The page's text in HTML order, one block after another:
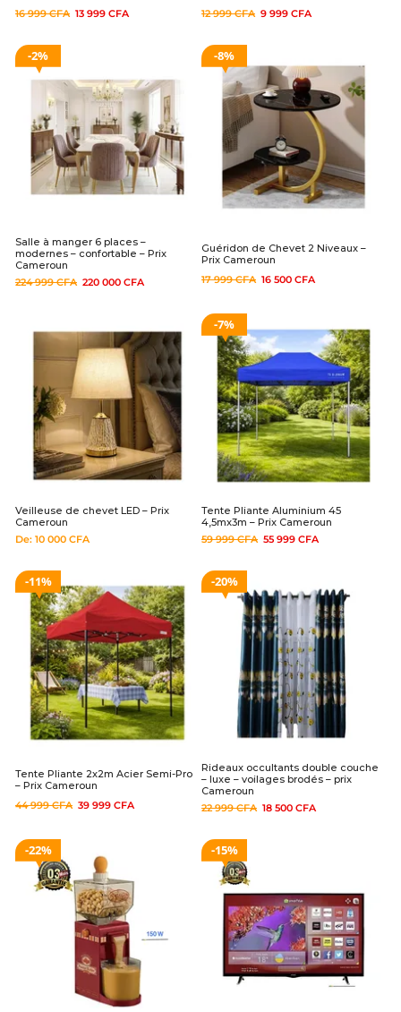
16 999CFA 13 999 CFA
12 999CFA 9 999 CFA
2%
Salle à manger 6 places –
modernes – confortable – Prix
Cameroun
224 999CFA 220 000 CFA
8%
Guéridon de Chevet 2 Niveaux –
Prix Cameroun
17 999CFA 16 500 CFA
Veilleuse de chevet LED – Prix
Cameroun
De: 10 000 CFA
7%
Tente Pliante Aluminium 45
4,5mx3m – Prix Cameroun
59 999CFA 55 999 CFA
11%
Tente Pliante 2x2m Acier Semi-Pro
– Prix Cameroun
44 999CFA 39 999 CFA
20%
Rideaux occultants double couche
– luxe – voilages brodés – prix
Cameroun
22 999CFA 18 500 CFA
22% 15%